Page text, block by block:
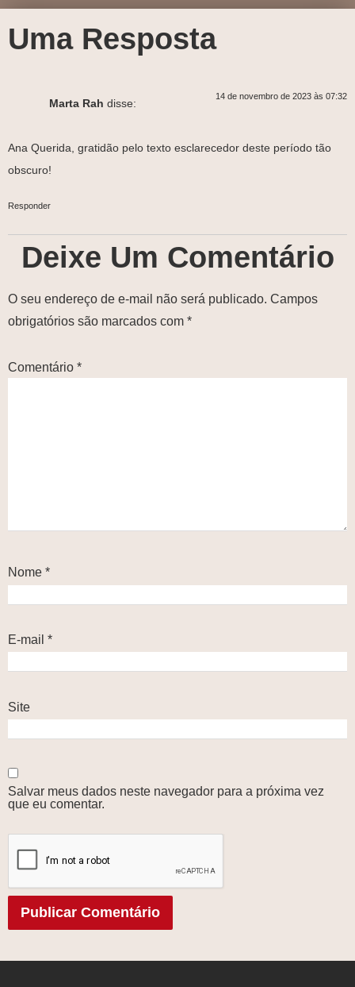
Uma Resposta
Marta Rah disse:
14 de novembro de 2023 às 07:32
Ana Querida, gratidão pelo texto esclarecedor deste período tão
obscuro!
Responder
Deixe Um Comentário
O seu endereço de e-mail não será publicado. Campos
obrigatórios são marcados com *
Comentário *
Nome *
E-mail *
Site
Salvar meus dados neste navegador para a próxima vez
que eu comentar.